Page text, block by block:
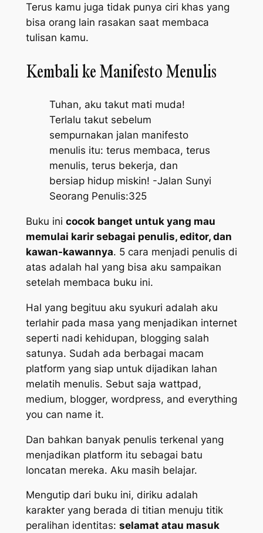
Terus kamu juga tidak punya ciri khas yang
bisa orang lain rasakan saat membaca
tulisan kamu.
Kembali ke Manifesto Menulis
Tuhan, aku takut mati muda!
Terlalu takut sebelum
sempurnakan jalan manifesto
menulis itu: terus membaca, terus
menulis, terus bekerja, dan
bersiap hidup miskin! -Jalan Sunyi
Seorang Penulis:325
Buku ini cocok banget untuk yang mau
memulai karir sebagai penulis, editor, dan
kawan-kawannya. 5 cara menjadi penulis di
atas adalah hal yang bisa aku sampaikan
setelah membaca buku ini.
Hal yang begituu aku syukuri adalah aku
terlahir pada masa yang menjadikan internet
seperti nadi kehidupan, blogging salah
satunya. Sudah ada berbagai macam
platform yang siap untuk dijadikan lahan
melatih menulis. Sebut saja wattpad,
medium, blogger, wordpress, and everything
you can name it.
Dan bahkan banyak penulis terkenal yang
menjadikan platform itu sebagai batu
loncatan mereka.​ Aku masih belajar.
Mengutip dari buku ini, diriku adalah
karakter yang berada di titian menuju titik
peralihan identitas: selamat atau masuk